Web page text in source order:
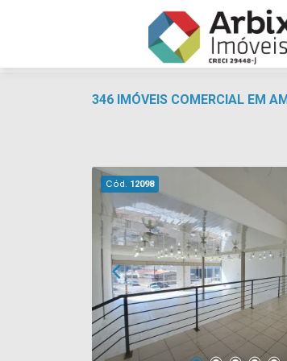
346 IMÓVEIS COMERCIAL EM
Cód. 12098